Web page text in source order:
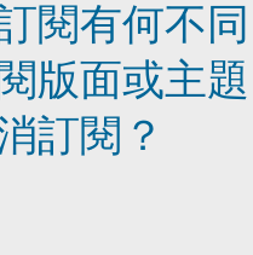
閱有何不
版面或主
訂閱？